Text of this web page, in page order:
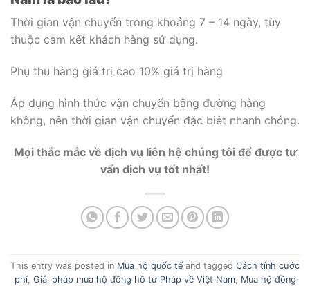
Thời gian vận chuyển trong khoảng 7 – 14 ngày, tùy
thuộc cam kết khách hàng sử dụng.
Phụ thu hàng giá trị cao 10% giá trị hàng
Áp dụng hình thức vận chuyển bằng đường hàng
không, nên thời gian vận chuyển đặc biệt nhanh chóng.
Mọi thắc mắc về dịch vụ liên hệ chúng tôi để được tư
vấn dịch vụ tốt nhất!
This entry was posted in Mua hộ quốc tế and tagged Cách tính cước
phí, Giải pháp mua hộ đồng hồ từ Pháp về Việt Nam, Mua hộ đồng